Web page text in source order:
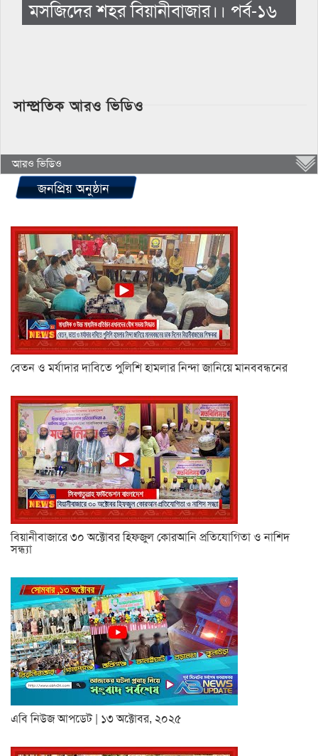
মসজিদের শহর বিয়ানীবাজার।। পর্ব-১৬
সাম্প্রতিক আরও ভিডিও
আরও ভিডিও
জনপ্রিয় অনুষ্ঠান
বেতন ও মর্যাদার দাবিতে পুলিশি হামলার নিন্দা জানিয়ে মানববন্ধনের
বিয়ানীবাজারে ৩০ অক্টোবর হিফজুল কোরআনি প্রতিযোগিতা ও নাশিদ
সন্ধ্যা
এবি নিউজ আপডেট | ১৩ অক্টোবর, ২০২৫